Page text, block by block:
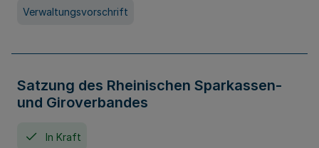
Verwaltungsvorschrift
Satzung des Rheinischen Sparkassen-
und Giroverbandes
In Kraft